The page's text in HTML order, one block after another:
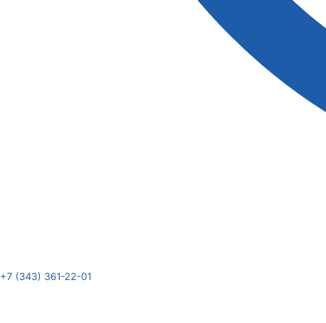
+7 (343) 361-22-01